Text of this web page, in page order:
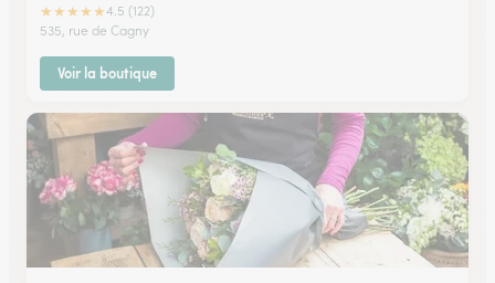
★★★★★4.5 (122)
535, rue de Cagny
Voir la boutique